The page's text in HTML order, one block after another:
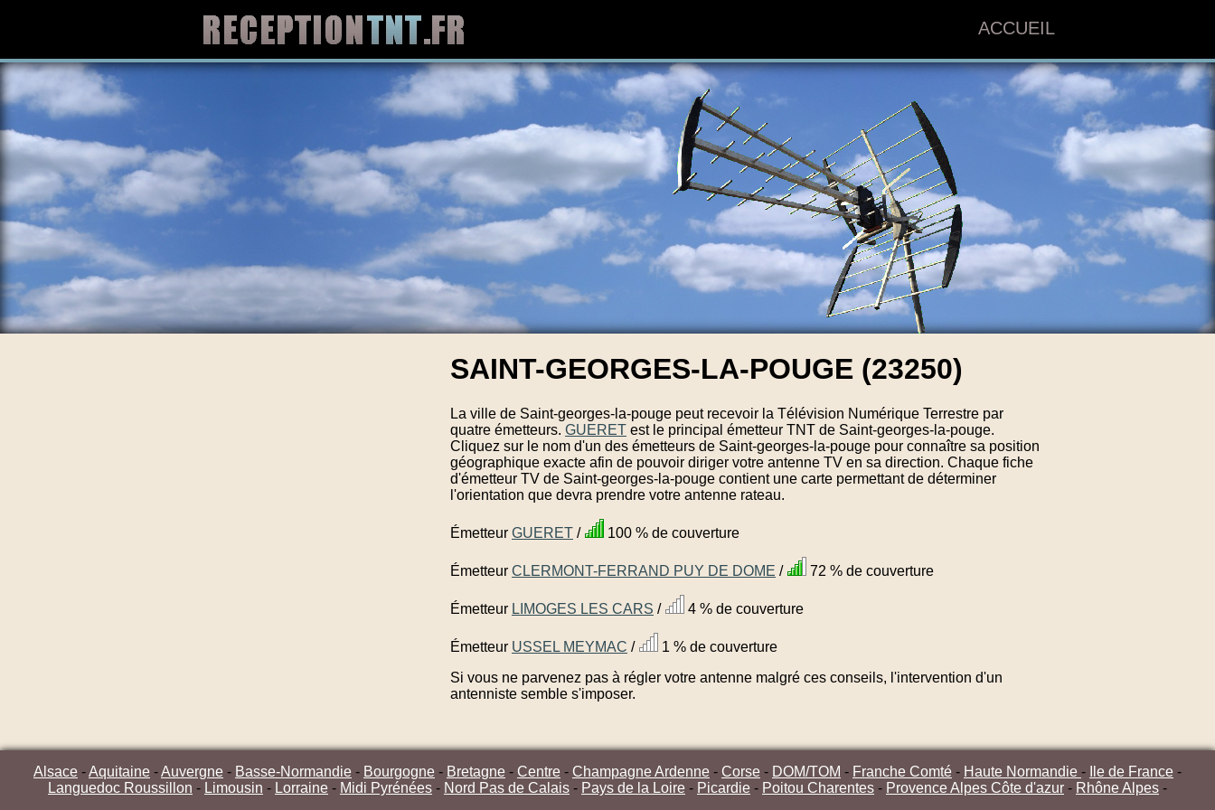
ACCUEIL
SAINT-GEORGES-LA-POUGE (23250)
La ville de Saint-georges-la-pouge peut recevoir la Télévision Numérique Terrestre par
quatre émetteurs. GUERET est le principal émetteur TNT de Saint-georges-la-pouge.
Cliquez sur le nom d'un des émetteurs de Saint-georges-la-pouge pour connaître sa position
géographique exacte afin de pouvoir diriger votre antenne TV en sa direction. Chaque fiche
d'émetteur TV de Saint-georges-la-pouge contient une carte permettant de déterminer
l'orientation que devra prendre votre antenne rateau.
Émetteur GUERET / 100 % de couverture
Émetteur CLERMONT-FERRAND PUY DE DOME / 72 % de couverture
Émetteur LIMOGES LES CARS / 4 % de couverture
Émetteur USSEL MEYMAC /
1 % de couverture
Si vous ne parvenez pas à régler votre antenne malgré ces conseils, l'intervention d'un
antenniste semble s'imposer.
Alsace -Aquitaine -Auvergne - Basse-Normandie - Bourgogne - Bretagne - Centre - Champagne Ardenne - Corse - DOM/TOM - Franche Comté - Haute Normandie - Ile de France -
Languedoc Roussillon - Limousin - Lorraine - Midi Pyrénées - Nord Pas de Calais - Pays de la Loire - Picardie - Poitou Charentes - Provence Alpes Côte d'azur - Rhône Alpes -